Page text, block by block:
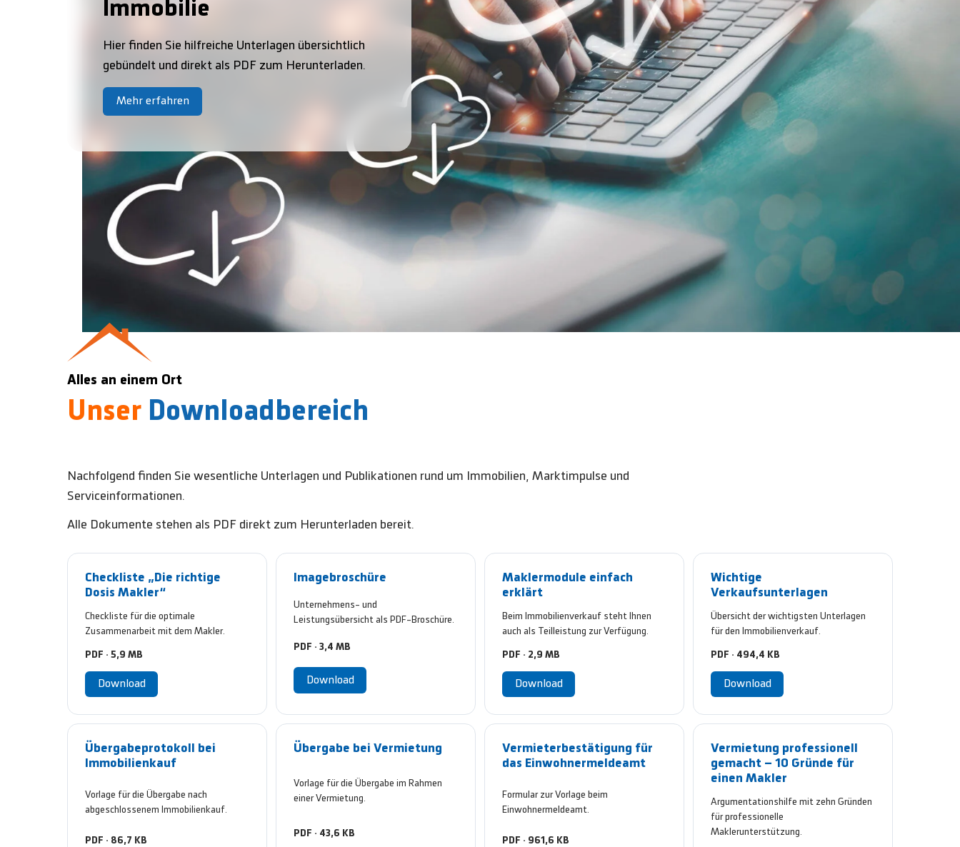
Immobilie
Hier finden Sie hilfreiche Unterlagen übersichtlich
gebündelt und direkt als PDF zum Herunterladen.
Mehr erfahren
Alles an einem Ort
Unser Downloadbereich
Nachfolgend finden Sie wesentliche Unterlagen und Publikationen rund um Immobilien, Marktimpulse und
Serviceinformationen.
Alle Dokumente stehen als PDF direkt zum Herunterladen bereit.
Checkliste „Die richtige
Dosis Makler“
Checkliste für die optimale
Zusammenarbeit mit dem Makler.
PDF · 5,9 MB
Download
Imagebroschüre
Unternehmens- und
Leistungsübersicht als PDF-Broschüre.
PDF · 3,4 MB
Download
Maklermodule einfach
erklärt
Beim Immobilienverkauf steht Ihnen
auch als Teilleistung zur Verfügung.
PDF · 2,9 MB
Download
Wichtige
Verkaufsunterlagen
Übersicht der wichtigsten Unterlagen
für den Immobilienverkauf.
PDF · 494,4 KB
Download
Übergabeprotokoll bei
Immobilienkauf
Vorlage für die Übergabe nach
abgeschlossenem Immobilienkauf.
PDF · 86,7 KB
Übergabe bei Vermietung
Vorlage für die Übergabe im Rahmen
einer Vermietung.
PDF · 43,6 KB
Vermieterbestätigung für
das Einwohnermeldeamt
Formular zur Vorlage beim
Einwohnermeldeamt.
PDF · 961,6 KB
Vermietung professionell
gemacht – 10 Gründe für
einen Makler
Argumentationshilfe mit zehn Gründen
für professionelle
Maklerunterstützung.